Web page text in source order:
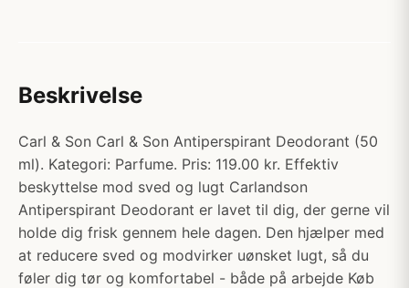
Beskrivelse
Carl & Son Carl & Son Antiperspirant Deodorant (50
ml). Kategori: Parfume. Pris: 119.00 kr. Effektiv
beskyttelse mod sved og lugt Carlandson
Antiperspirant Deodorant er lavet til dig, der gerne vil
holde dig frisk gennem hele dagen. Den hjælper med
at reducere sved og modvirker uønsket lugt, så du
føler dig tør og komfortabel - både på arbejde Køb